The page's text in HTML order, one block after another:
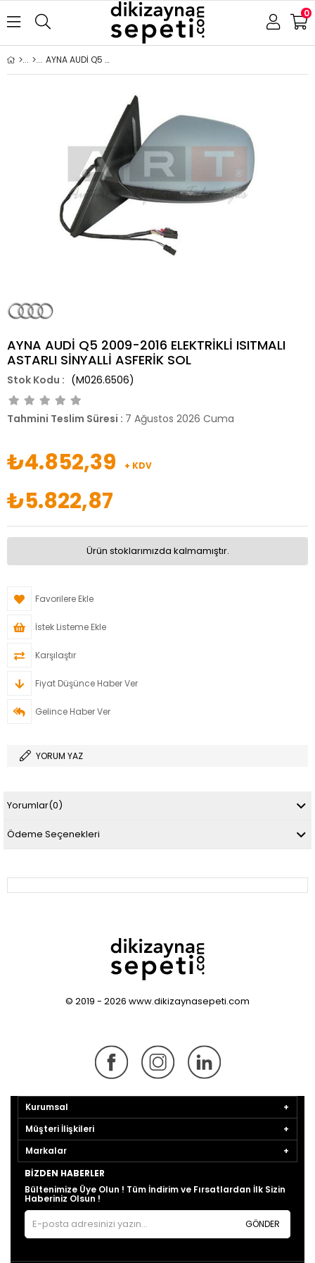
0
AYNA AUDİ Q5 2009-2016 ELEKTRİKLİ ISITMALI ASTARLI SİNYALLİ ASFERİK SOL
AYNA AUDİ Q5 2009-2016 ELEKTRİKLİ ISITMALI
ASTARLI SİNYALLİ ASFERİK SOL
(M026.6506)
Tahmini Teslim Süresi : 7 Ağustos 2026 Cuma
₺4.852,39 + KDV
₺5.822,87
Ürün stoklarımızda kalmamıştır.
Favorilere Ekle
İstek Listeme Ekle
Karşılaştır
Fiyat Düşünce Haber Ver
Gelince Haber Ver
YORUM YAZ
Yorumlar(0)
Ödeme Seçenekleri
© 2019 - 2026 www.dikizaynasepeti.com
Kurumsal
Müşteri İlişkileri
Markalar
BIZDEN HABERLER
Bültenimize Üye Olun ! Tüm İndirim ve Fırsatlardan İlk Sizin
Haberiniz Olsun !
GÖNDER